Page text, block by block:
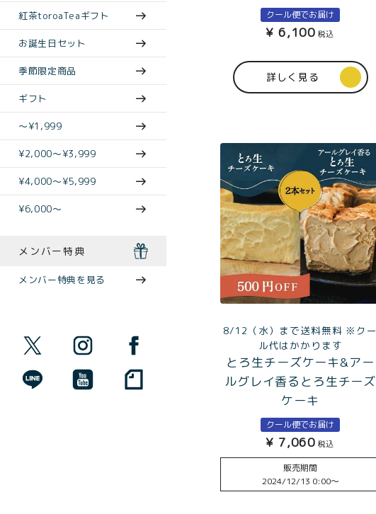
クール便でお届け
¥ 6,100 税込
詳しく見る
8/12（水）まで送料無料 ※クー
ル代はかかります
とろ生チーズケーキ&アー
ルグレイ香るとろ生チーズ
ケーキ
クール便でお届け
¥ 7,060 税込
販売期間
2024/12/13 0:00〜
紅茶toroaTeaギフト
お誕生日セット
季節限定商品
ギフト
〜¥1,999
¥2,000〜¥3,999
¥4,000〜¥5,999
¥6,000〜
メンバー特典
メンバー特典を見る